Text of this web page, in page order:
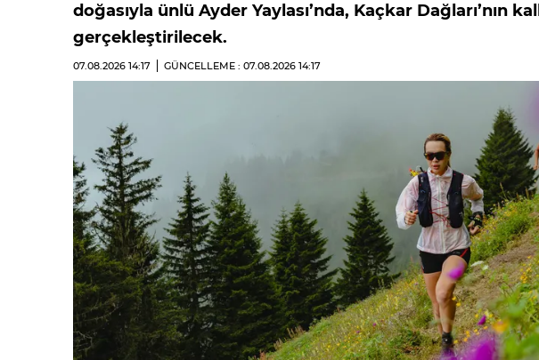
doğasıyla ünlü Ayder Yaylası’nda, Kaçkar Dağları’nın
gerçekleştirilecek.
07.08.2026 14:17 GÜNCELLEME : 07.08.2026 14:17